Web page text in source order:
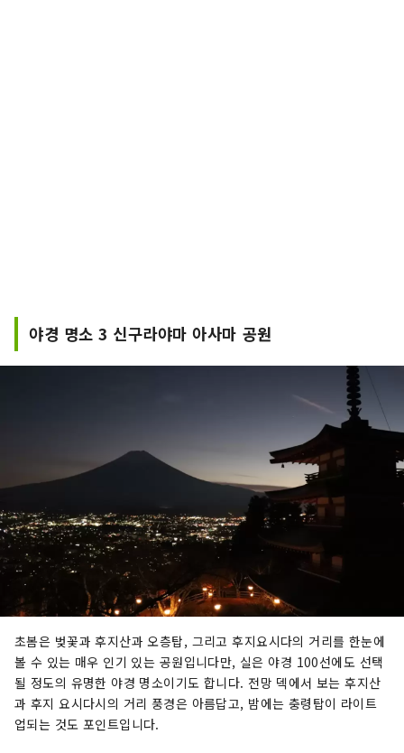
야경 명소 3 신구라야마 아사마 공원
초봄은 벚꽃과 후지산과 오층탑, 그리고 후지요시다의 거리를 한눈에
볼 수 있는 매우 인기 있는 공원입니다만, 실은 야경 100선에도 선택
될 정도의 유명한 야경 명소이기도 합니다. 전망 덱에서 보는 후지산
과 후지 요시다시의 거리 풍경은 아름답고, 밤에는 충령탑이 라이트
업되는 것도 포인트입니다.